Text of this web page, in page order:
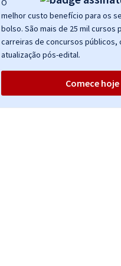
O
melhor custo benefício para os
bolso. São mais de 25 mil cursos
carreiras de concursos públicos,
atualização pós-edital.
Comece hoje